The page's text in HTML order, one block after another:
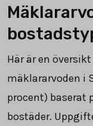
Här är en
mäklararvoden i
procent) baserat
bostäder.